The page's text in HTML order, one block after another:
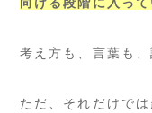
考え方も、言葉も
ただ、それだけで